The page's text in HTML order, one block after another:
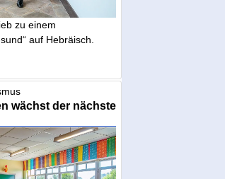
zu einem
auf Hebräisch.
wächst der nächste